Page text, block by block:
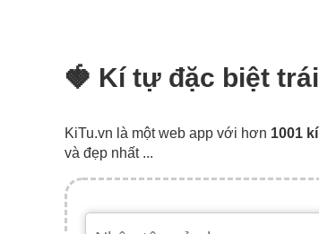
🍓 Kí tự đặc biệt
KiTu.vn là một web app với hơn 1001
và đẹp nhất ...